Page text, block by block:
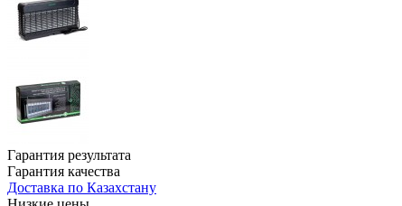
Гарантия результата
Гарантия качества
Доставка по Казахстану